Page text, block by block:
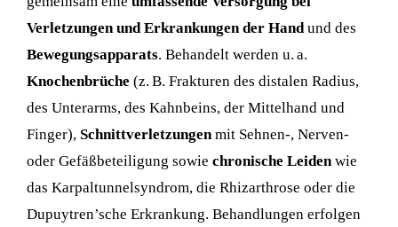
Verletzungen und Erkrankungen der Handund des
Bewegungsapparats. Behandelt werden u. a.
Knochenbrüche (z. B. Frakturen des distalen Radius,
des Unterarms, des Kahnbeins, der Mittelhand und
Finger), Schnittverletzungenmit Sehnen-, Nerven-
oder Gefäßbeteiligung sowie chronische Leidenwie
das Karpaltunnelsyndrom, die Rhizarthrose oder die
Dupuytren’sche Erkrankung. Behandlungen erfolgen